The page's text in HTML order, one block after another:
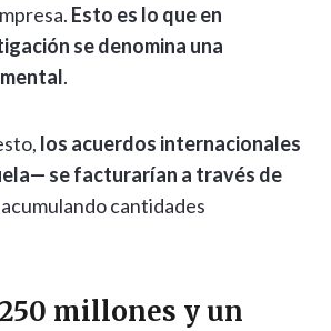
Esto es lo que en
se denomina una
.
los acuerdos internacionales
se facturarían a través de
acumulando cantidades
millones y un